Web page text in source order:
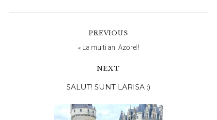
PREVIOUS
« La multi ani Azorel!
NEXT
principală
SALUT! SUNT LARISA :)